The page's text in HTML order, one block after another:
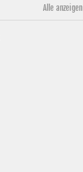
Alle anzeigen